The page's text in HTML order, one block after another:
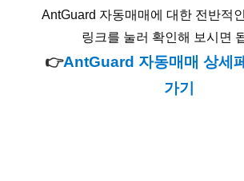
AntGuard 자동매매에 대한 전반적
링크를 눌러 확인해 보시면
👉AntGuard 자동매매 상세
가기